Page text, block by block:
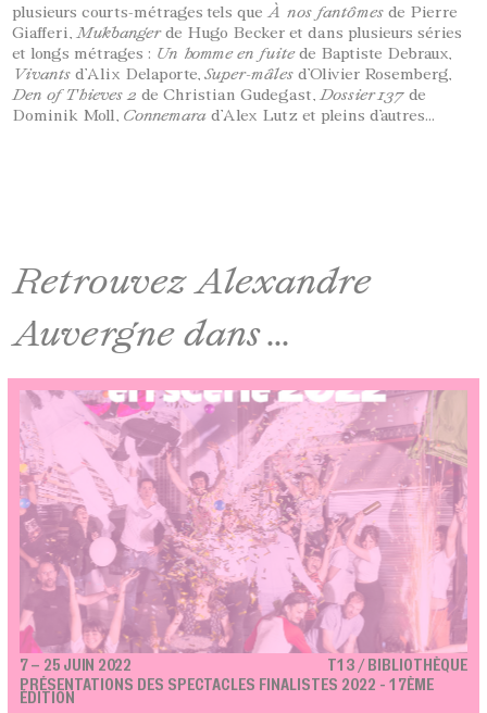
plusieurs courts-métrages tels que À nos fantômes de Pierre
Giafferi,
Mukbangerde Hugo Becker et dans plusieurs séries
et longs métrages : Un homme en fuitede Baptiste Debraux,
Vivants d’Alix Delaporte,Super-mâles d’Olivier Rosemberg,
Den of Thieves 2 de Christian Gudegast, Dossier 137 de
Dominik Moll, Connemara d’Alex Lutz et pleins d’autres…
Retrouvez Alexandre
Auvergne dans ...
7 – 25 JUIN 2022
PRÉSENTATIONS DES SPECTACLES FINALISTES 2022 - 17ÈME
ÉDITION
T13 / BIBLIOTHÈQUE